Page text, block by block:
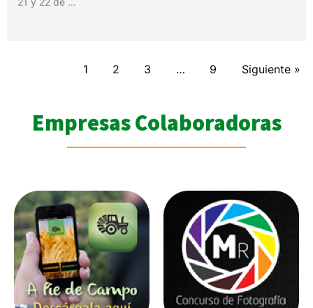
1 2 3 … 9 Siguiente »
Empresas Colaboradoras